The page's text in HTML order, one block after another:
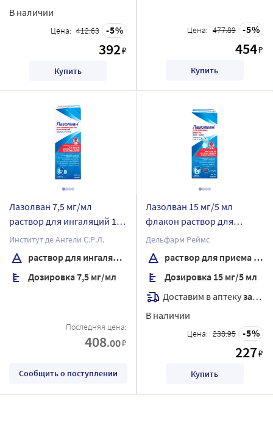
В наличии
Цена: 412.63 5
392₽
Купить
Цена: 477.89 5
454₽
Купить
Лазолван 7,5 мг/мл
раствор для ингаляций 100
мл
Институт де Ангели С.Р.Л.
раствор для ингаляций
Дозировка 7,5 мг/мл
Последняя цена:
408.00₽
Сообщить о поступлении
Лазолван 15 мг/5 мл
флакон раствор для
приема внутрь 100 мл
Дельфарм Реймс
раствор для приема внутрь
Дозировка 15 мг/5 мл
Доставим в аптекузавтра
В наличии
Цена: 238.95 5
227₽
Купить